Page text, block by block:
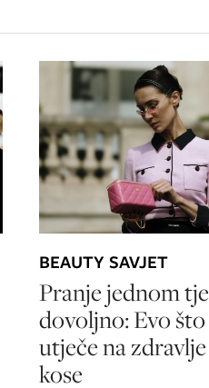
BEAUTY SAVJET
Pranje jednom
dovoljno: Evo što
utječe na
kose